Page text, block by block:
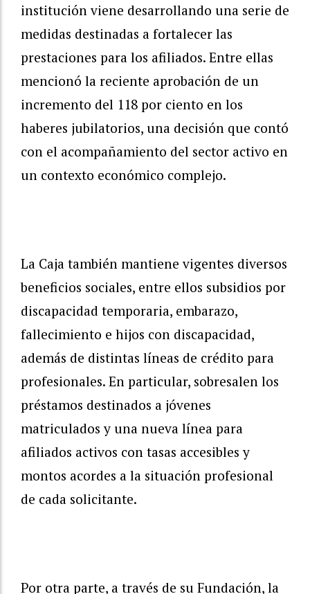
institución viene desarrollando una serie de
medidas destinadas a fortalecer las
prestaciones para los afiliados. Entre ellas
mencionó la reciente aprobación de un
incremento del 118 por ciento en los
haberes jubilatorios, una decisión que contó
con el acompañamiento del sector activo en
un contexto económico complejo.
La Caja también mantiene vigentes diversos
beneficios sociales, entre ellos subsidios por
discapacidad temporaria, embarazo,
fallecimiento e hijos con discapacidad,
además de distintas líneas de crédito para
profesionales. En particular, sobresalen los
préstamos destinados a jóvenes
matriculados y una nueva línea para
afiliados activos con tasas accesibles y
montos acordes a la situación profesional
de cada solicitante.
Por otra parte, a través de su Fundación, la